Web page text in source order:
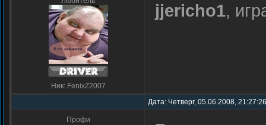
Ник: FenixZ2007
jjericho1,
Дата: Четверг, 05.06.2008,
Профи